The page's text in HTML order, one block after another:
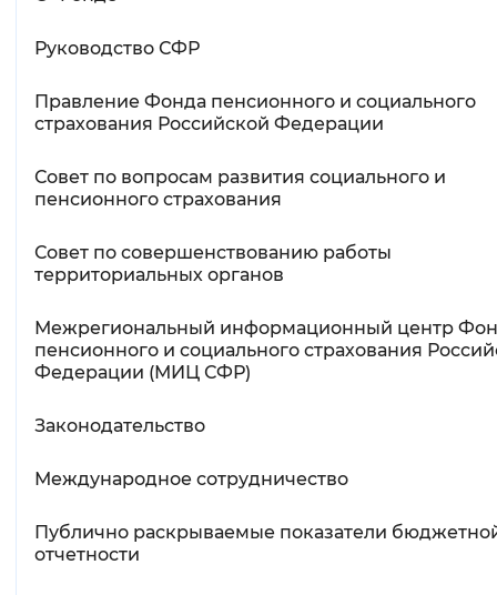
Руководство СФР
Правление Фонда пенсионного и социального
страхования Российской Федерации
Совет по вопросам развития социального и
пенсионного страхования
Совет по совершенствованию работы
территориальных органов
Межрегиональный информационный центр
пенсионного и социального страхования
Федерации (МИЦ СФР)
Законодательство
Международное сотрудничество
Публично раскрываемые показатели
отчетности